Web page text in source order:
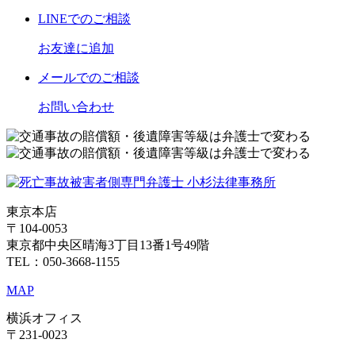
LINEでのご相談
お友達に追加
メールでのご相談
お問い合わせ
東京本店
〒104-0053
東京都中央区晴海3丁目13番1号49階
TEL：050-3668-1155
MAP
横浜オフィス
〒231-0023